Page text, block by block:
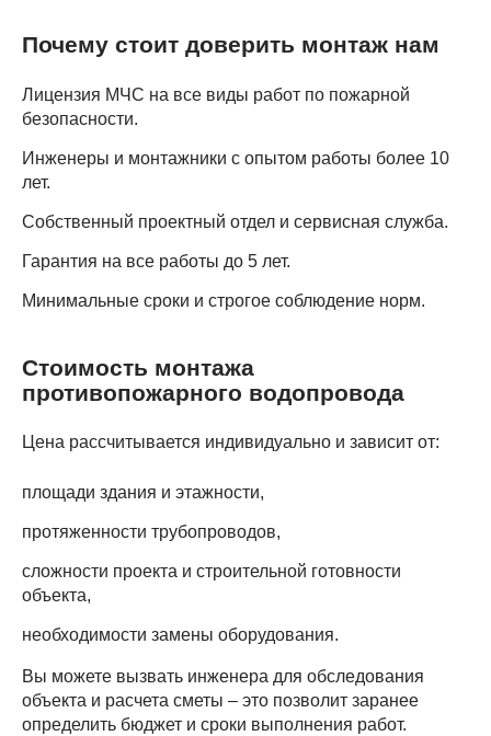
Почему стоит доверить монтаж нам
Лицензия МЧС на все виды работ по пожарной
безопасности.
Инженеры и монтажники с опытом работы более 10
лет.
Собственный проектный отдел и сервисная служба.
Гарантия на все работы до 5 лет.
Минимальные сроки и строгое соблюдение норм.
Стоимость монтажа
противопожарного водопровода
Цена рассчитывается индивидуально и зависит от:
площади здания и этажности,
протяженности трубопроводов,
сложности проекта и строительной готовности
объекта,
необходимости замены оборудования.
Вы можете вызвать инженера для обследования
объекта и расчета сметы – это позволит заранее
определить бюджет и сроки выполнения работ.